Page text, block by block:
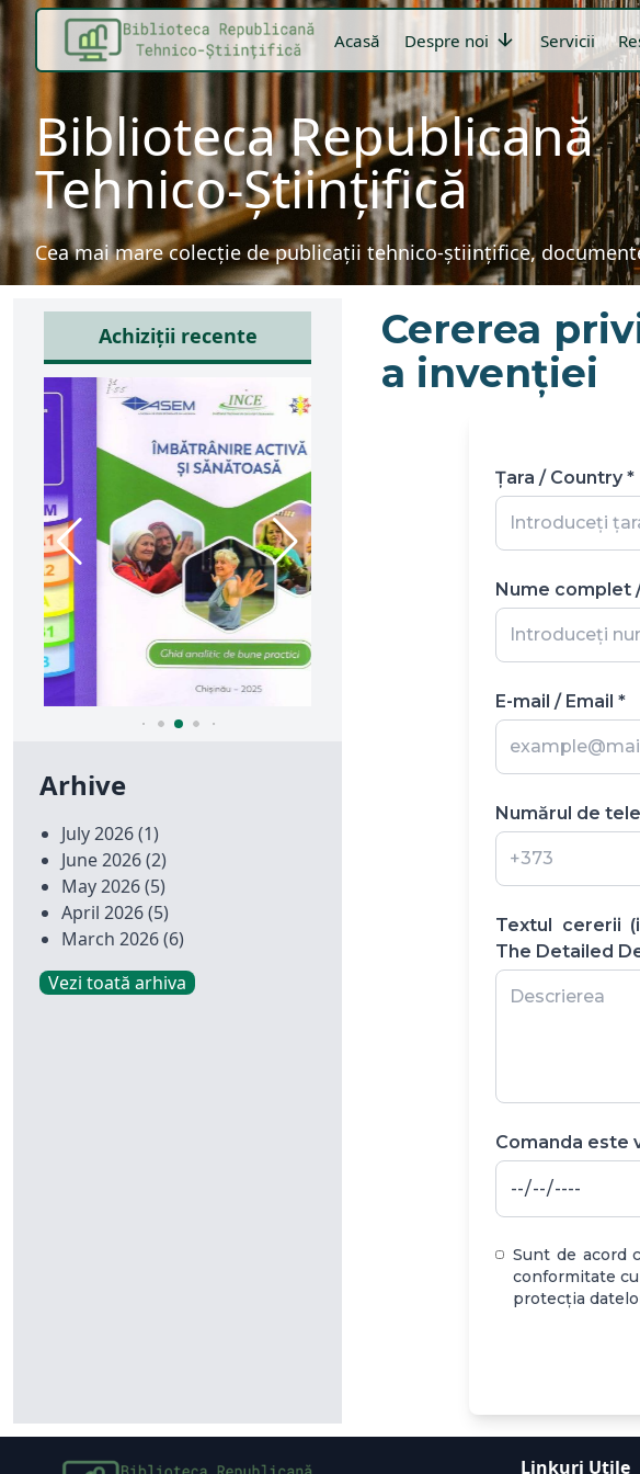
Acasă Despre noi arrow_downward Servicii
Biblioteca Republicană
Tehnico-Științifică
Cea mai mare colecție de publicații tehnico-științifice,
Achiziții recente
Arhive
July 2026(1)
June 2026(2)
May 2026(5)
April 2026(5)
March 2026(6)
Vezi toată arhiva
Cererea
a invenției
Țara / Country *
Nume complet
E-mail / Email *
Numărul de
Textul cererii
The Detailed
Comanda este
Sunt de acord
conformitate cu
protecția
Linkuri Utile